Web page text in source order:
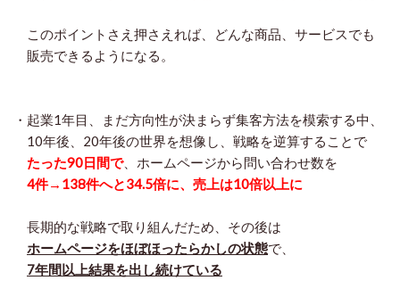
このポイントさえ押さえれば、どんな商品、サービスでも
販売できるようになる。
・起業1年目、まだ方向性が決まらず集客方法を模索する中、
10年後、20年後の世界を想像し、戦略を逆算することで
たった90日間で、ホームページから問い合わせ数を
4件→138件へと34.5倍に、売上は10倍以上に
長期的な戦略で取り組んだため、その後は
ホームページをほぼほったらかしの状態で、
7年間以上結果を出し続けている